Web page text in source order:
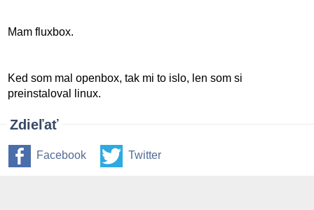
Mam fluxbox.
Ked som mal openbox, tak mi to islo, len som si
preinstaloval linux.
Zdieľať
Facebook Twitter